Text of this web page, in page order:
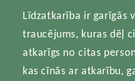
Līdzatkarība ir garīgās
traucējums, kuras dēļ
atkarīgs no citas
kas cīnās ar atkarību,